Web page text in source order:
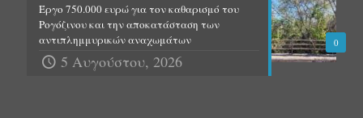
0
Έργο 750.000 ευρώ για τον καθαρισμό του
Ρογόζινου και την αποκατάσταση των
αντιπλημμυρικών αναχωμάτων
5 Αυγούστου, 2026